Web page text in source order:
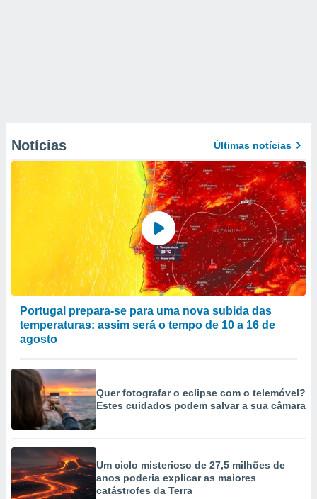
Notícias Últimas notícias
Portugal prepara-se para uma nova subida das
temperaturas: assim será o tempo de 10 a 16 de
agosto
Quer fotografar o eclipse com o telemóvel?
Estes cuidados podem salvar a sua câmara
Um ciclo misterioso de 27,5 milhões de
anos poderia explicar as maiores
catástrofes da Terra